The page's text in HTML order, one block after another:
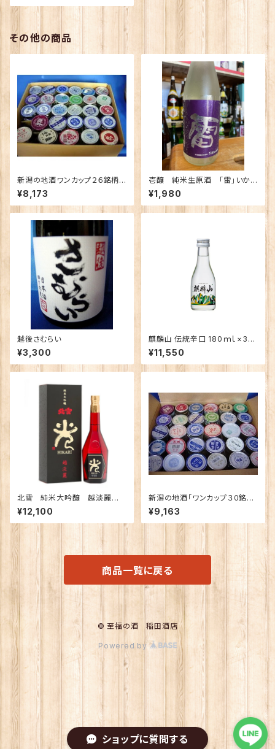
ショップに質問する
その他の商品
新潟の地酒ワンカップ２６銘柄
飲み比べ
¥8,173
壱醸 純米生原酒 「雷」いか
づち 720ｍｌ
¥1,980
越後さむらい
¥3,300
麒麟山 伝統辛口 180ｍｌ×30
本（1ケース）
¥11,550
北雪 純米大吟醸 越淡麗
「光」遠心分離 720ml
¥12,100
新潟の地酒「ワンカップ３０銘
柄」飲み比べ
¥9,163
商品一覧に戻る
© 至福の酒 稲田酒店
Powered by